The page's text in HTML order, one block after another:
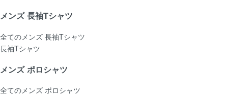
メンズ 長袖Tシャツ
全てのメンズ 長袖Tシャツ
長袖Tシャツ
メンズ ポロシャツ
全てのメンズ ポロシャツ